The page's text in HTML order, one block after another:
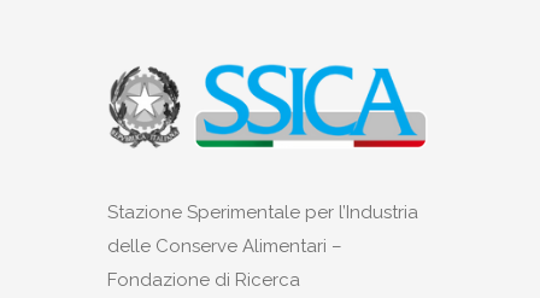
Stazione Sperimentale per l’Industria
delle Conserve Alimentari –
Fondazione di Ricerca